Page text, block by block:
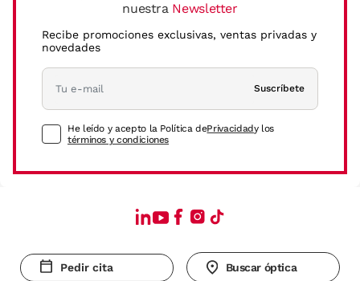
nuestra Newsletter
Recibe promociones exclusivas, ventas privadas y
novedades
Suscríbete
He leído y acepto la Política dePrivacidady los
términos y condiciones
Pedir cita Buscar óptica